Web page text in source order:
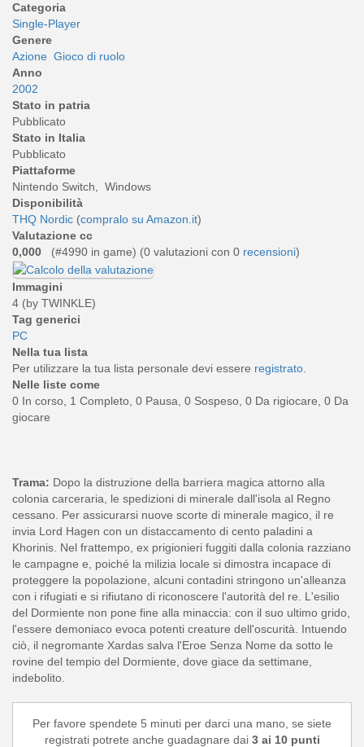
Categoria
Single-Player
Genere
Azione Gioco di ruolo
Anno
2002
Stato in patria
Pubblicato
Stato in Italia
Pubblicato
Piattaforme
Nintendo Switch, Windows
Disponibilità
THQ Nordic (compralo su Amazon.it)
Valutazione cc
0,000
(#4990 in game) (0 valutazioni con 0 recensioni)
Immagini
4 (by TWINKLE)
Tag generici
PC
Nella tua lista
Per utilizzare la tua lista personale devi essere registrato
Nelle liste come
0 In corso, 1 Completo, 0 Pausa, 0 Sospeso, 0 Da rigiocare, 0 Da
giocare
Trama: Dopo la distruzione della barriera magica attorno alla
colonia carceraria, le spedizioni di minerale dall'isola al Regno
cessano. Per assicurarsi nuove scorte di minerale magico, il re
invia Lord Hagen con un distaccamento di cento paladini a
Khorinis. Nel frattempo, ex prigionieri fuggiti dalla colonia razziano
le campagne e, poiché la milizia locale si dimostra incapace di
proteggere la popolazione, alcuni contadini stringono un'alleanza
con i rifugiati e si rifiutano di riconoscere l'autorità del re. L'esilio
del Dormiente non pone fine alla minaccia: con il suo ultimo grido,
l'essere demoniaco evoca potenti creature dell'oscurità. Intuendo
ciò, il negromante Xardas salva l'Eroe Senza Nome da sotto le
rovine del tempio del Dormiente, dove giace da settimane,
indebolito.
Per favore spendete 5 minuti per darci una mano, se siete
registrati potrete anche guadagnare dai 3 ai 10 punti